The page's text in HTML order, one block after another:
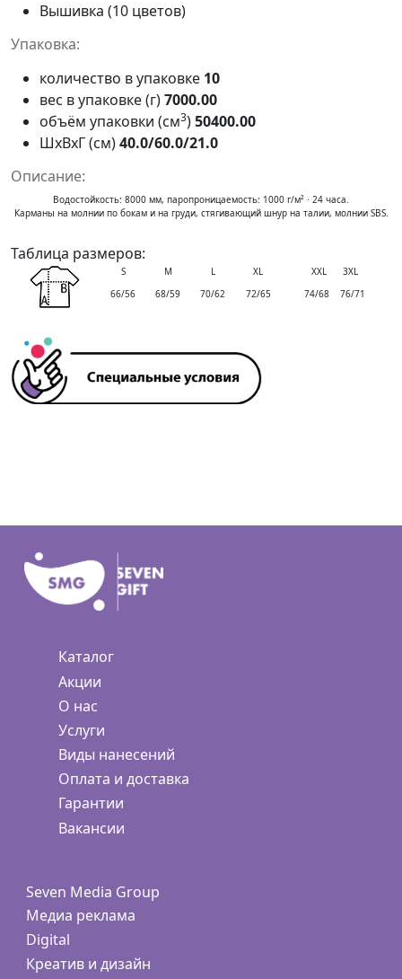
Вышивка (10 цветов)
Упаковка:
количество в упаковке 10
вес в упаковке (г)7000.00
объём упаковки (см3)50400.00
ШxВxГ (см)40.0/60.0/21.0
Описание:
Водостойкость: 8000 мм, паропроницаемость: 1000 г/м² · 24 часа.
Карманы на молнии по бокам и на груди, стягивающий шнур на талии, молнии SBS.
Таблица размеров:
S M L XL
XXL 3XL
66/56
68/59 70/62 72/65 74/68 76/71
Каталог
Акции
О нас
Услуги
Виды нанесений
Оплата и доставка
Гарантии
Вакансии
Seven Media Group
Медиа реклама
Digital
Креатив и дизайн